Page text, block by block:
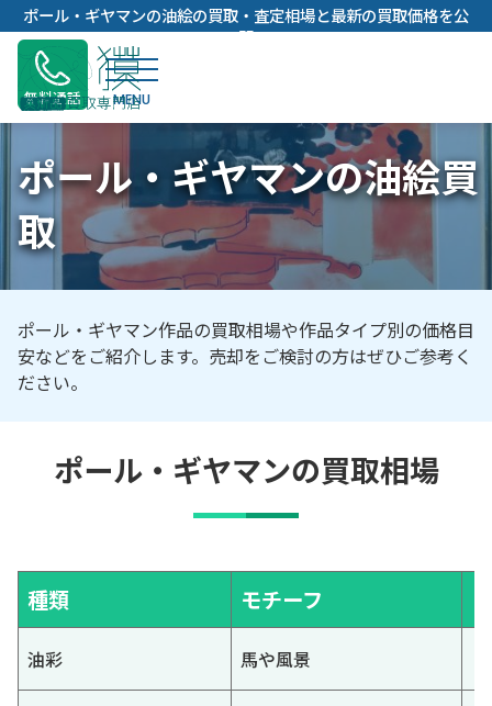
内
容
キ
ッ
プ
ポール・ギヤマンの油絵の買取・査定相場と最新の買取価格を公
開
無料通話
ポール・ギヤマンの油絵買
取
ポール・ギヤマン作品の買取相場や作品タイプ別の価格目
安などをご紹介します。売却をご検討の方はぜひご参考く
ださい。
ポール・ギヤマンの買取相場
種類 モチーフ
油彩 馬や風景